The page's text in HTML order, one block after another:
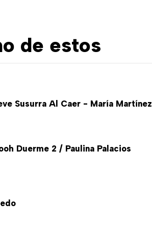
de estos
Susurra Al Caer - María Martínez
Duerme 2 / Paulina Palacios